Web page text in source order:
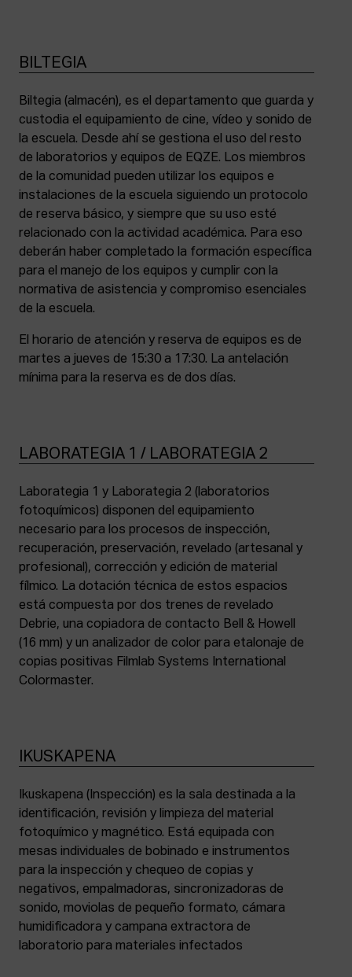
BILTEGIA
Biltegia (almacén), es el departamento que guarda y
custodia el equipamiento de cine, vídeo y sonido de
la escuela. Desde ahí se gestiona el uso del resto
de laboratorios y equipos de EQZE. Los miembros
de la comunidad pueden utilizar los equipos e
instalaciones de la escuela siguiendo un protocolo
de reserva básico, y siempre que su uso esté
relacionado con la actividad académica. Para eso
deberán haber completado la formación específica
para el manejo de los equipos y cumplir con la
normativa de asistencia y compromiso esenciales
de la escuela.
El horario de atención y reserva de equipos es de
martes a jueves de 15:30 a 17:30. La antelación
mínima para la reserva es de dos días.
LABORATEGIA 1 / LABORATEGIA 2
Laborategia 1 y Laborategia 2 (laboratorios
fotoquímicos) disponen del equipamiento
necesario para los procesos de inspección,
recuperación, preservación, revelado (artesanal y
profesional), corrección y edición de material
fílmico. La dotación técnica de estos espacios
está compuesta por dos trenes de revelado
Debrie, una copiadora de contacto Bell & Howell
(16 mm) y un analizador de color para etalonaje de
copias positivas Filmlab Systems International
Colormaster.
IKUSKAPENA
Ikuskapena (Inspección) es la sala destinada a la
identificación, revisión y limpieza del material
fotoquímico y magnético. Está equipada con
mesas individuales de bobinado e instrumentos
para la inspección y chequeo de copias y
negativos, empalmadoras, sincronizadoras de
sonido, moviolas de pequeño formato, cámara
humidificadora y campana extractora de
laboratorio para materiales infectados